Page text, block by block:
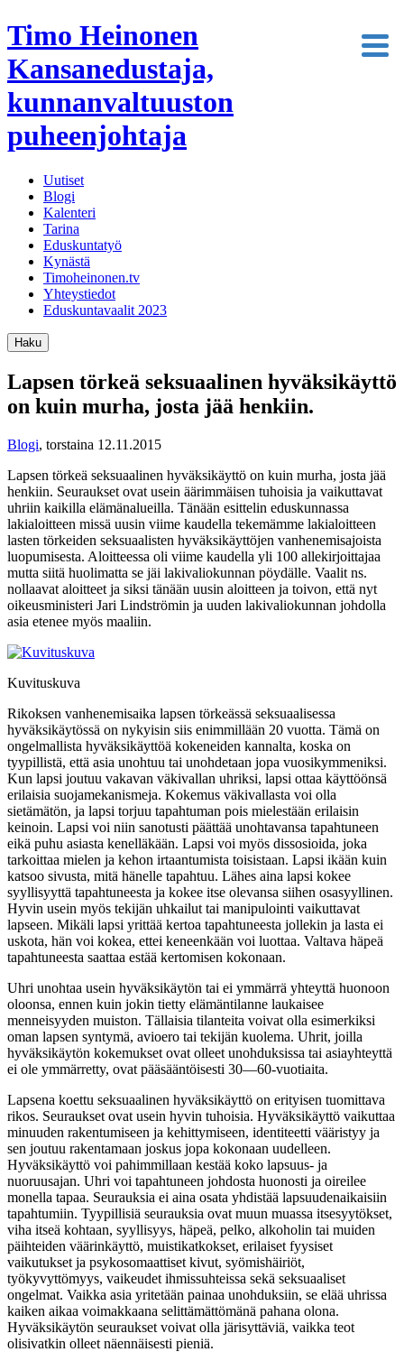
Timo Heinonen
Kansanedustaja,
kunnanvaltuuston
puheenjohtaja
Uutiset
Blogi
Kalenteri
Tarina
Eduskuntatyö
Kynästä
Timoheinonen.tv
Yhteystiedot
Eduskuntavaalit 2023
Haku
Lapsen törkeä seksuaalinen hyväksikäyttö
on kuin murha, josta jää henkiin.
Blogi, torstaina 12.11.2015
Lapsen törkeä seksuaalinen hyväksikäyttö on kuin murha, josta jää
henkiin. Seuraukset ovat usein äärimmäisen tuhoisia ja vaikuttavat
uhriin kaikilla elämänalueilla. Tänään esittelin eduskunnassa
lakialoitteen missä uusin viime kaudella tekemämme lakialoitteen
lasten törkeiden seksuaalisten hyväksikäyttöjen vanhenemisajoista
luopumisesta. Aloitteessa oli viime kaudella yli 100 allekirjoittajaa
mutta siitä huolimatta se jäi lakivaliokunnan pöydälle. Vaalit ns.
nollaavat aloitteet ja siksi tänään uusin aloitteen ja toivon, että nyt
oikeusministeri Jari Lindströmin ja uuden lakivaliokunnan johdolla
asia etenee myös maaliin.
Kuvituskuva
Rikoksen vanhenemisaika lapsen törkeässä seksuaalisessa
hyväksikäytössä on nykyisin siis enimmillään 20 vuotta. Tämä on
ongelmallista hyväksikäyttöä kokeneiden kannalta, koska on
tyypillistä, että asia unohtuu tai unohdetaan jopa vuosikymmeniksi.
Kun lapsi joutuu vakavan väkivallan uhriksi, lapsi ottaa käyttöönsä
erilaisia suojamekanismeja. Kokemus väkivallasta voi olla
sietämätön, ja lapsi torjuu tapahtuman pois mielestään erilaisin
keinoin. Lapsi voi niin sanotusti päättää unohtavansa tapahtuneen
eikä puhu asiasta kenelläkään. Lapsi voi myös dissosioida, joka
tarkoittaa mielen ja kehon irtaantumista toisistaan. Lapsi ikään kuin
katsoo sivusta, mitä hänelle tapahtuu. Lähes aina lapsi kokee
syyllisyyttä tapahtuneesta ja kokee itse olevansa siihen osasyyllinen.
Hyvin usein myös tekijän uhkailut tai manipulointi vaikuttavat
lapseen. Mikäli lapsi yrittää kertoa tapahtuneesta jollekin ja lasta ei
uskota, hän voi kokea, ettei keneenkään voi luottaa. Valtava häpeä
tapahtuneesta saattaa estää kertomisen kokonaan.
Uhri unohtaa usein hyväksikäytön tai ei ymmärrä yhteyttä huonoon
oloonsa, ennen kuin jokin tietty elämäntilanne laukaisee
menneisyyden muiston. Tällaisia tilanteita voivat olla esimerkiksi
oman lapsen syntymä, avioero tai tekijän kuolema. Uhrit, joilla
hyväksikäytön kokemukset ovat olleet unohduksissa tai asiayhteyttä
ei ole ymmärretty, ovat pääsääntöisesti 30—60-vuotiaita.
Lapsena koettu seksuaalinen hyväksikäyttö on erityisen tuomittava
rikos. Seuraukset ovat usein hyvin tuhoisia. Hyväksikäyttö vaikuttaa
minuuden rakentumiseen ja kehittymiseen, identiteetti vääristyy ja
sen joutuu rakentamaan joskus jopa kokonaan uudelleen.
Hyväksikäyttö voi pahimmillaan kestää koko lapsuus- ja
nuoruusajan. Uhri voi tapahtuneen johdosta huonosti ja oireilee
monella tapaa. Seurauksia ei aina osata yhdistää lapsuudenaikaisiin
tapahtumiin. Tyypillisiä seurauksia ovat muun muassa itsesyytökset,
viha itseä kohtaan, syyllisyys, häpeä, pelko, alkoholin tai muiden
päihteiden väärinkäyttö, muistikatkokset, erilaiset fyysiset
vaikutukset ja psykosomaattiset kivut, syömishäiriöt,
työkyvyttömyys, vaikeudet ihmissuhteissa sekä seksuaaliset
ongelmat. Vaikka asia yritetään painaa unohduksiin, se elää uhrissa
kaiken aikaa voimakkaana selittämättömänä pahana olona.
Hyväksikäytön seuraukset voivat olla järisyttäviä, vaikka teot
olisivatkin olleet näennäisesti pieniä.